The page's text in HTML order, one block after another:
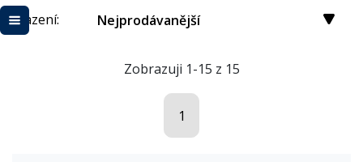
Řazení: Nejprodávanější
Zobrazuji 1-15 z 15
1